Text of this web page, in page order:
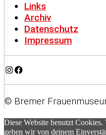
Links
Archiv
Datenschutz
Impressum
Instagram
Facebook
© Bremer
Diese Website benutzt
gehen wir von deinem